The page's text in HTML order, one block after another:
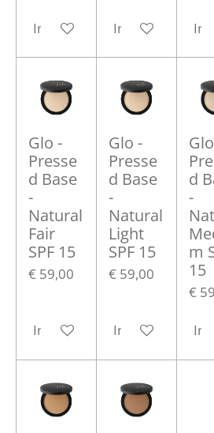
In winkelwagenIn winkelwagen
In
Glo -
Presse
d Base
-
Natural
Fair
SPF 15
€ 59,00
In winkelwagen
Glo -
Presse
d Base
-
Natural
Light
SPF 15
€ 59,00
In winkelwagen
d
-
m
15
€
In